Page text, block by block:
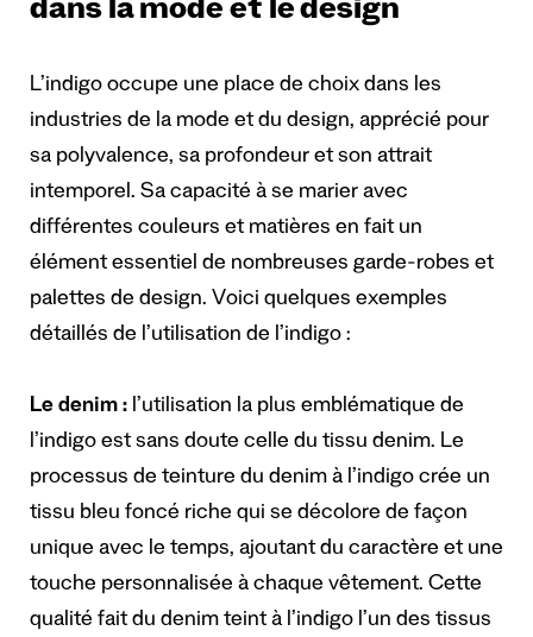
dans la mode et le design
L’indigo occupe une place de choix dans les
industries de la mode et du design, apprécié pour
sa polyvalence, sa profondeur et son attrait
intemporel. Sa capacité à se marier avec
différentes couleurs et matières en fait un
élément essentiel de nombreuses garde-robes et
palettes de design. Voici quelques exemples
détaillés de l’utilisation de l’indigo :
Le denim : l’utilisation la plus emblématique de
l’indigo est sans doute celle du tissu denim. Le
processus de teinture du denim à l’indigo crée un
tissu bleu foncé riche qui se décolore de façon
unique avec le temps, ajoutant du caractère et une
touche personnalisée à chaque vêtement. Cette
qualité fait du denim teint à l’indigo l’un des tissus